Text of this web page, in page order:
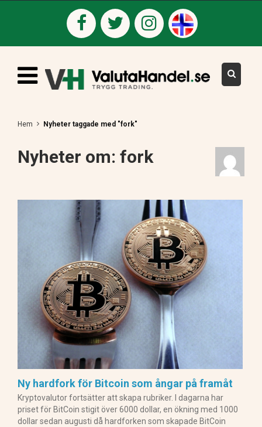
Hem Nyheter taggade med "fork"
Nyheter om: fork
Ny hardfork för Bitcoin som ångar på framåt
Kryptovalutor fortsätter att skapa rubriker. I dagarna har
priset för BitCoin stigit över 6000 dollar, en ökning med 1000
dollar sedan augusti då hardforken som skapade BitCoin